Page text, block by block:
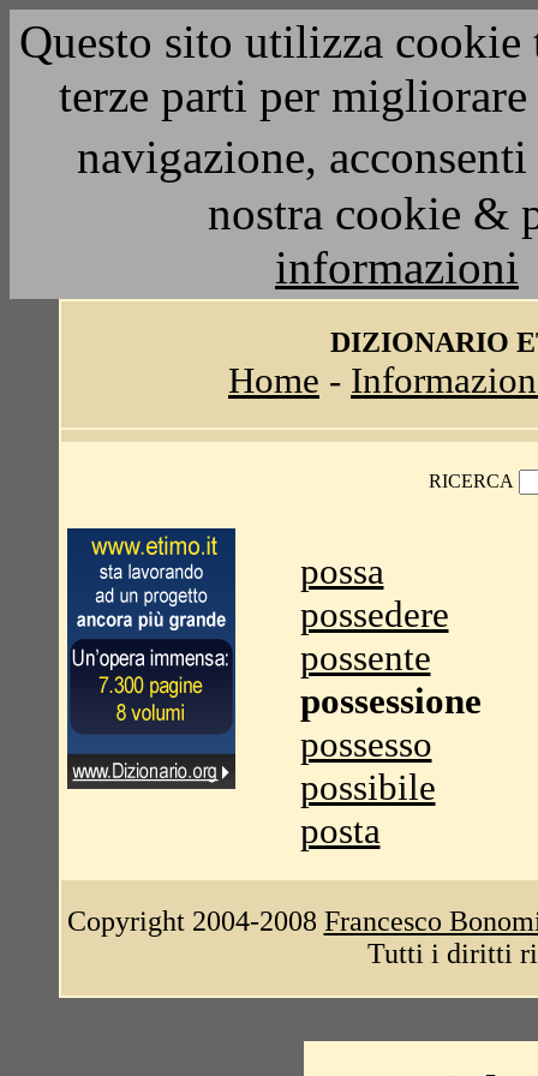
Questo sito utilizza
terze parti per
navigazione,
nostra cookie &
informazioni
DIZIONARIO
Home -
RICERCA
possa
possedere
possente
possessione
possesso
possibile
posta
Copyright 2004-2008 Francesco
Tutti i diritti